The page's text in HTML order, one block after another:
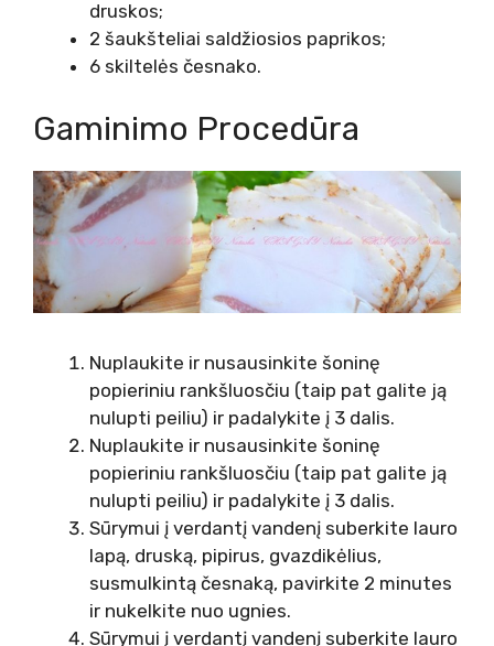
druskos;
2 šaukšteliai saldžiosios paprikos;
6 skiltelės česnako.
Gaminimo Procedūra
Nuplaukite ir nusausinkite šoninę
popieriniu rankšluosčiu (taip pat galite ją
nulupti peiliu) ir padalykite į 3 dalis.
Nuplaukite ir nusausinkite šoninę
popieriniu rankšluosčiu (taip pat galite ją
nulupti peiliu) ir padalykite į 3 dalis.
Sūrymui į verdantį vandenį suberkite lauro
lapą, druską, pipirus, gvazdikėlius,
susmulkintą česnaką, pavirkite 2 minutes
ir nukelkite nuo ugnies.
Sūrymui į verdantį vandenį suberkite lauro